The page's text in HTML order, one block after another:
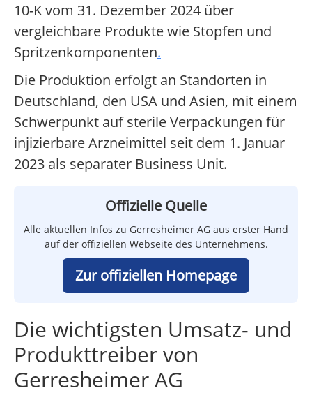
10-K vom 31. Dezember 2024 über
vergleichbare Produkte wie Stopfen und
Spritzenkomponenten.
Die Produktion erfolgt an Standorten in
Deutschland, den USA und Asien, mit einem
Schwerpunkt auf sterile Verpackungen für
injizierbare Arzneimittel seit dem 1. Januar
2023 als separater Business Unit.
Offizielle Quelle
Alle aktuellen Infos zu Gerresheimer AG aus erster Hand
auf der offiziellen Webseite des Unternehmens.
Zur offiziellen Homepage
Die wichtigsten Umsatz- und
Produkttreiber von
Gerresheimer AG